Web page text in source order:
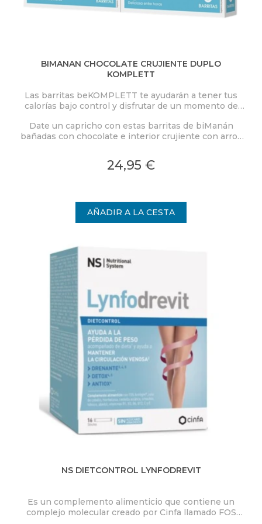
BIMANAN CHOCOLATE CRUJIENTE DUPLO
KOMPLETT
Las barritas beKOMPLETT te ayudarán a tener tus
calorías bajo control y disfrutar de un momento de
Date un capricho con estas barritas de biManán
bañadas con chocolate e interior crujiente con arroz
24,95 €
NS DIETCONTROL LYNFODREVIT
Es un complemento alimenticio que contiene un
complejo molecular creado por Cinfa llamado FOS